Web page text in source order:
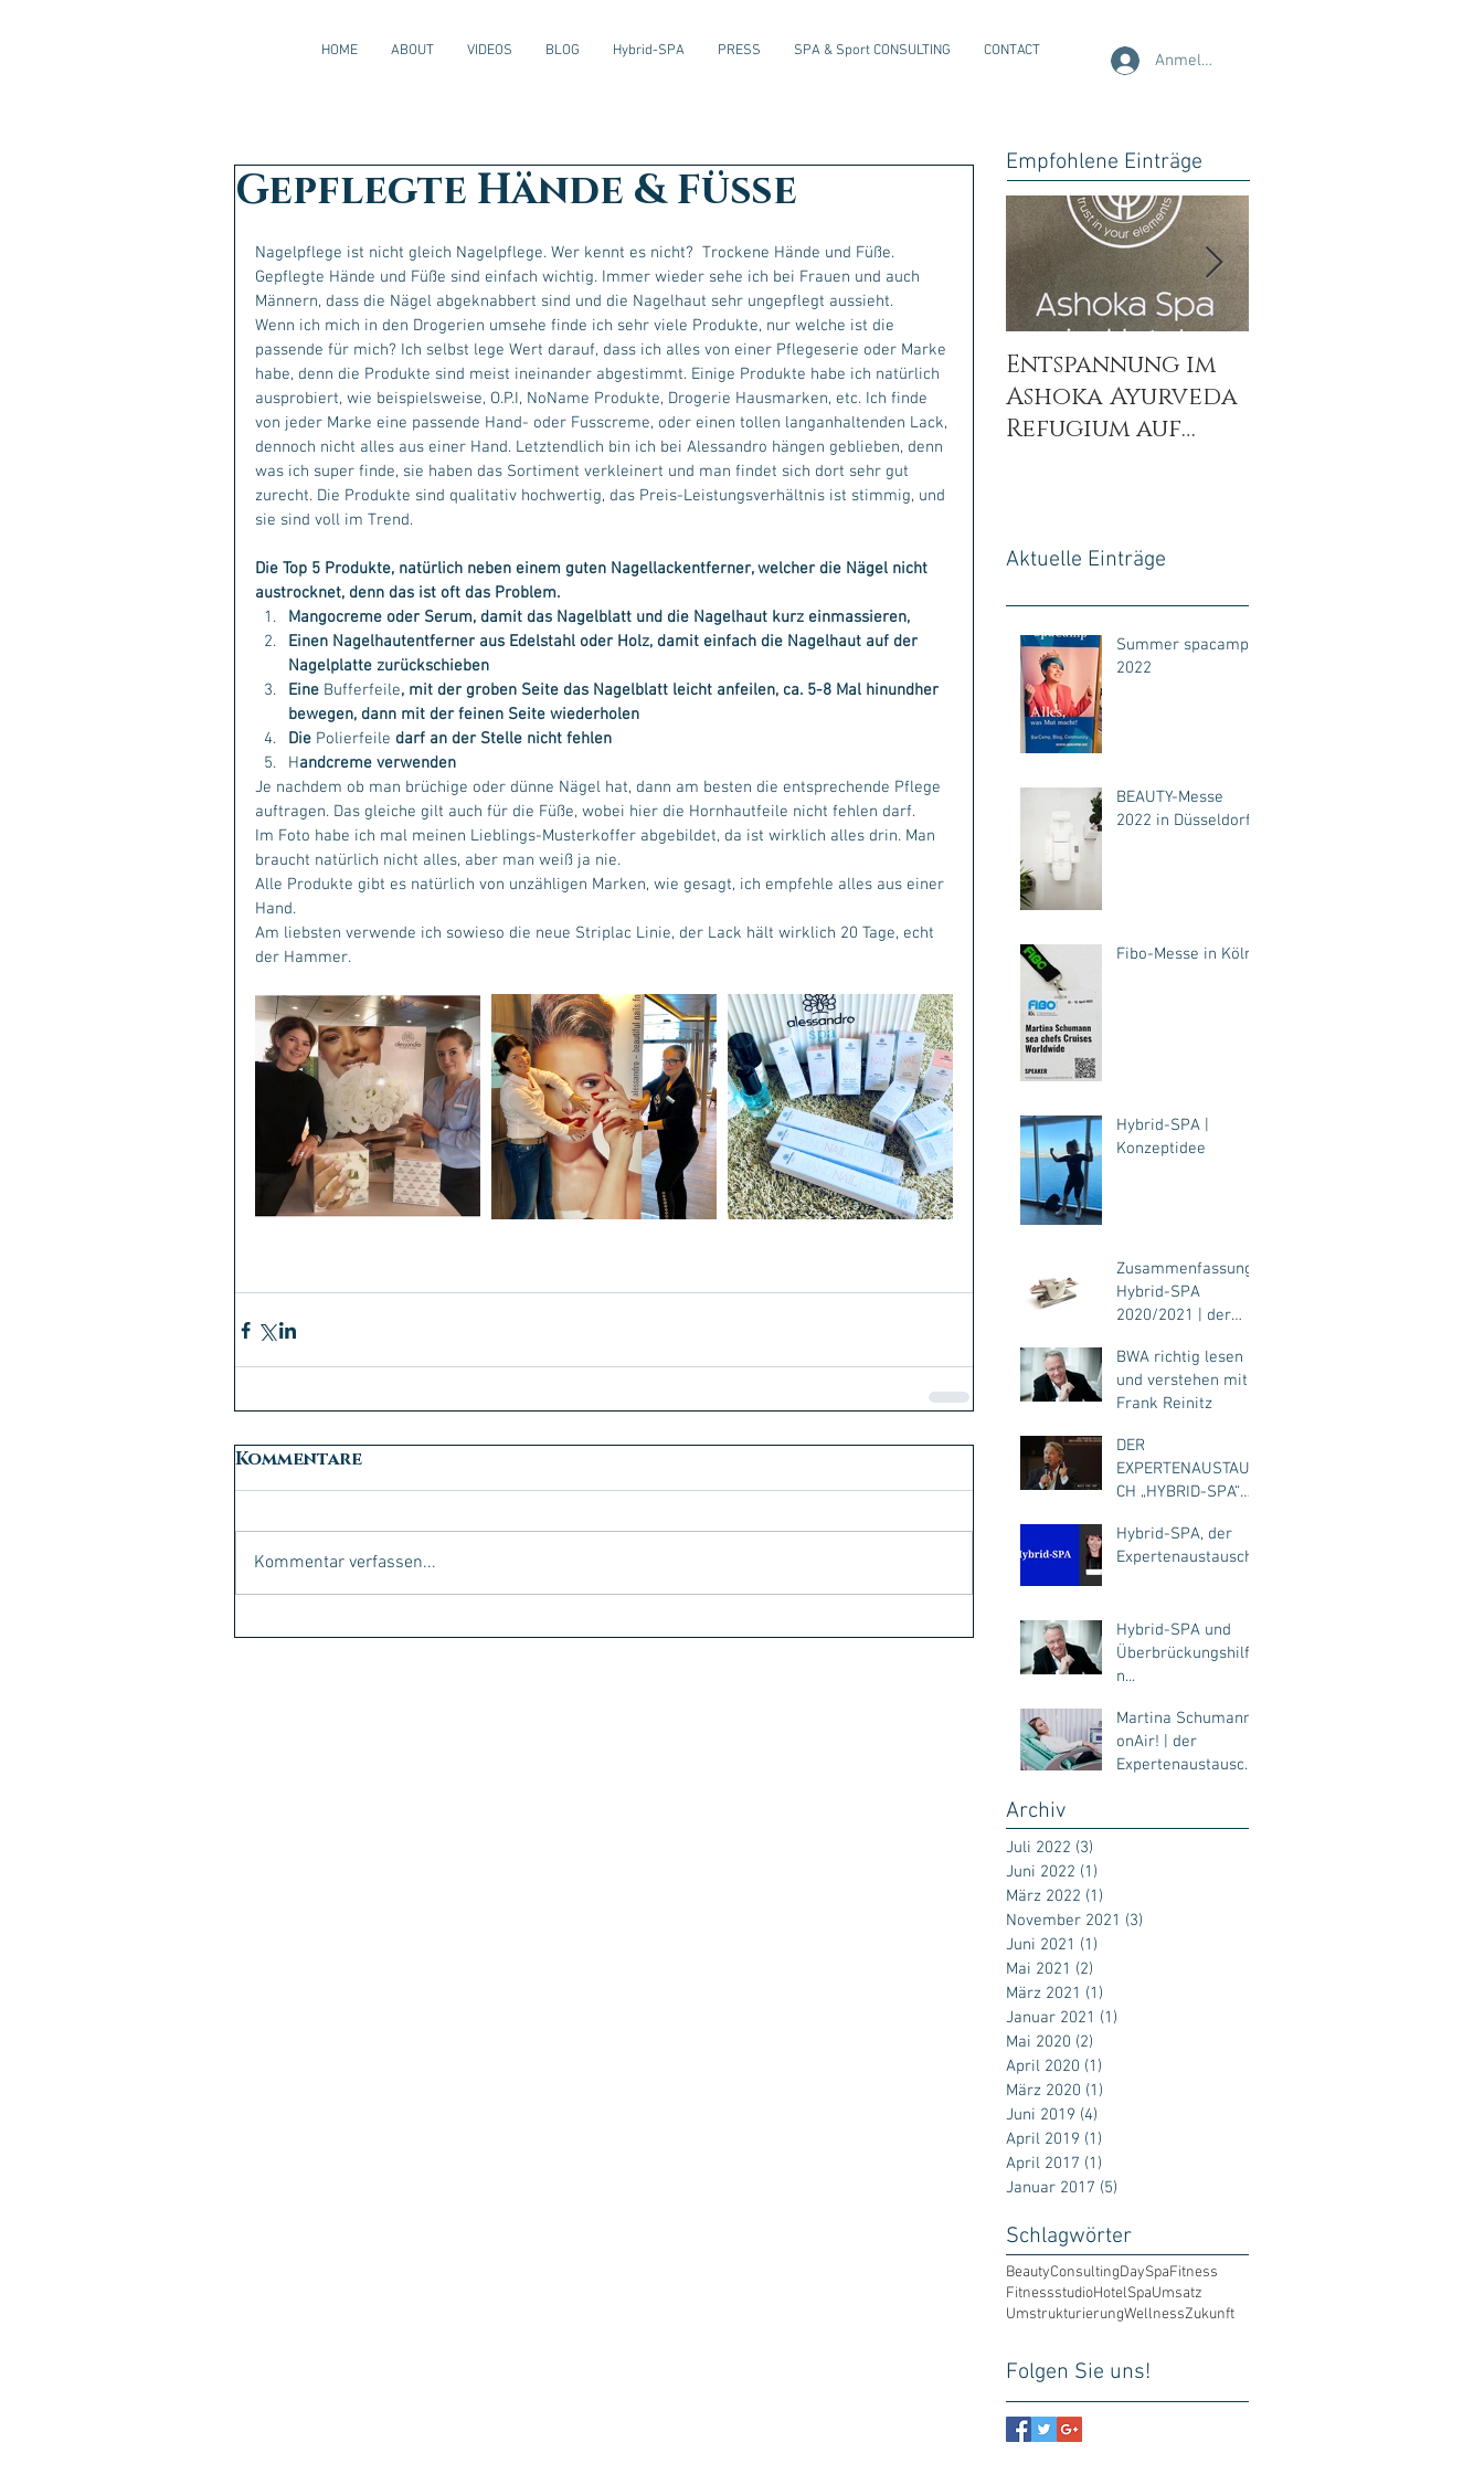
HOME ABOUT VIDEOS BLOG Hybrid-SPA PRESS SPA & Sport CONSULTING CONTACT Anmelden
Gepflegte Hände & Füße
Nagelpflege ist nicht gleich Nagelpflege. Wer kennt es nicht?  Trockene Hände und Füße.
Gepflegte Hände und Füße sind einfach wichtig. Immer wieder sehe ich bei Frauen und auch
Männern, dass die Nägel abgeknabbert sind und die Nagelhaut sehr ungepflegt aussieht.
Wenn ich mich in den Drogerien umsehe finde ich sehr viele Produkte, nur welche ist die
passende für mich? Ich selbst lege Wert darauf, dass ich alles von einer Pflegeserie oder Marke
habe, denn die Produkte sind meist ineinander abgestimmt. Einige Produkte habe ich natürlich
ausprobiert, wie beispielsweise, O.P.I, NoName Produkte, Drogerie Hausmarken, etc. Ich finde
von jeder Marke eine passende Hand- oder Fusscreme, oder einen tollen langanhaltenden Lack,
dennoch nicht alles aus einer Hand. Letztendlich bin ich bei Alessandro hängen geblieben, denn
was ich super finde, sie haben das Sortiment verkleinert und man findet sich dort sehr gut
zurecht. Die Produkte sind qualitativ hochwertig, das Preis-Leistungsverhältnis ist stimmig, und
sie sind voll im Trend.
Die Top 5 Produkte, natürlich neben einem guten Nagellackentferner, welcher die Nägel nicht
austrocknet, denn das ist oft das Problem.
Mangocreme oder Serum, damit das Nagelblatt und die Nagelhaut kurz einmassieren,
Einen Nagelhautentferner aus Edelstahl oder Holz, damit einfach die Nagelhaut auf der
Nagelplatte zurückschieben
Eine Bufferfeile, mit der groben Seite das Nagelblatt leicht anfeilen, ca. 5-8 Mal hinundher
bewegen, dann mit der feinen Seite wiederholen
Die Polierfeile darf an der Stelle nicht fehlen
Handcreme verwenden
Je nachdem ob man brüchige oder dünne Nägel hat, dann am besten die entsprechende Pflege
auftragen. Das gleiche gilt auch für die Füße, wobei hier die Hornhautfeile nicht fehlen darf.
Im Foto habe ich mal meinen Lieblings-Musterkoffer abgebildet, da ist wirklich alles drin. Man
braucht natürlich nicht alles, aber man weiß ja nie.
Alle Produkte gibt es natürlich von unzähligen Marken, wie gesagt, ich empfehle alles aus einer
Hand.
Am liebsten verwende ich sowieso die neue Striplac Linie, der Lack hält wirklich 20 Tage, echt
der Hammer.
Kommentare
Kommentar verfassen...
Empfohlene Einträge
Entspannung im
Ashoka Ayurveda
Refugium auf
Aktuelle Einträge
Summer spacamp
2022
BEAUTY-Messe
2022 in Düsseldorf
Fibo-Messe in Köln
Hybrid-SPA |
Konzeptidee
Zusammenfassung
Hybrid-SPA
2020/2021 | der
für Fitness, SPA,
Hotel...
BWA richtig lesen
und verstehen mit
Frank Reinitz
DER
EXPERTENAUSTAUS
CH „HYBRID-SPA“
Bernhard Sander
Hybrid-SPA, der
Expertenaustausch
Hybrid-SPA und
Überbrückungshilfe
n...
Martina Schumann
onAir! | der
Expertenaustausch
Kosmetik | Hybrid-
Archiv
Juli 2022 (3)
Juni 2022 (1)
März 2022 (1)
November 2021 (3)
Juni 2021 (1)
Mai 2021 (2)
März 2021 (1)
Januar 2021 (1)
Mai 2020 (2)
April 2020 (1)
März 2020 (1)
Juni 2019 (4)
April 2019 (1)
April 2017 (1)
Januar 2017 (5)
Schlagwörter
BeautyConsultingDaySpaFitness
FitnessstudioHotelSpaUmsatz
UmstrukturierungWellnessZukunft
Folgen Sie uns!